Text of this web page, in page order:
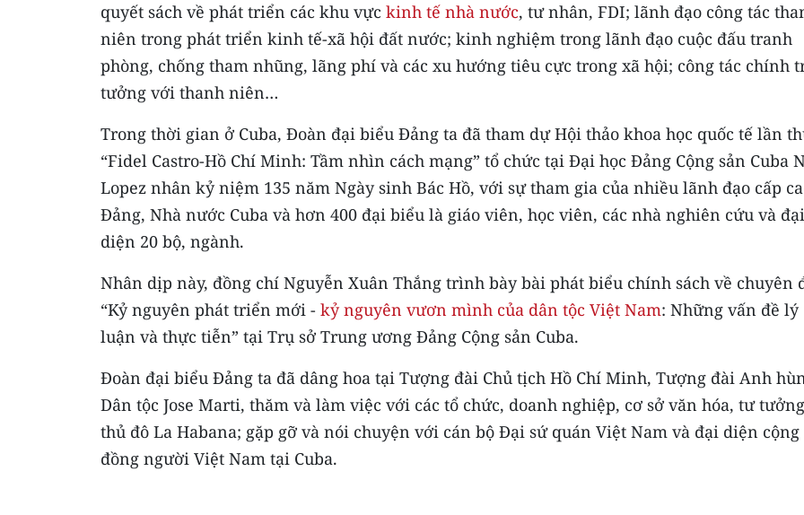
quyết sách về phát triển các khu vực kinh tế nhà nước, tư nhân, FDI; lãnh đạo công tác
niên trong phát triển kinh tế-xã hội đất nước; kinh nghiệm trong lãnh đạo cuộc đấu tranh
phòng, chống tham nhũng, lãng phí và các xu hướng tiêu cực trong xã hội; công tác chính
tưởng với thanh niên…
Trong thời gian ở Cuba, Đoàn đại biểu Đảng ta đã tham dự Hội thảo khoa học quốc tế lần
“Fidel Castro-Hồ Chí Minh: Tầm nhìn cách mạng” tổ chức tại Đại học Đảng Cộng sản Cuba
Lopez nhân kỷ niệm 135 năm Ngày sinh Bác Hồ, với sự tham gia của nhiều lãnh đạo cấp
Đảng, Nhà nước Cuba và hơn 400 đại biểu là giáo viên, học viên, các nhà nghiên cứu và đại
diện 20 bộ, ngành.
Nhân dịp này, đồng chí Nguyễn Xuân Thắng trình bày bài phát biểu chính sách về chuyên
“Kỷ nguyên phát triển mới - kỷ nguyên vươn mình của dân tộc Việt Nam: Những vấn đề lý
luận và thực tiễn” tại Trụ sở Trung ương Đảng Cộng sản Cuba.
Đoàn đại biểu Đảng ta đã dâng hoa tại Tượng đài Chủ tịch Hồ Chí Minh, Tượng đài Anh
Dân tộc Jose Marti, thăm và làm việc với các tổ chức, doanh nghiệp, cơ sở văn hóa, tư
thủ đô La Habana; gặp gỡ và nói chuyện với cán bộ Đại sứ quán Việt Nam và đại diện cộng
đồng người Việt Nam tại Cuba.